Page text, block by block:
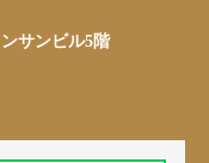
サンビル5階